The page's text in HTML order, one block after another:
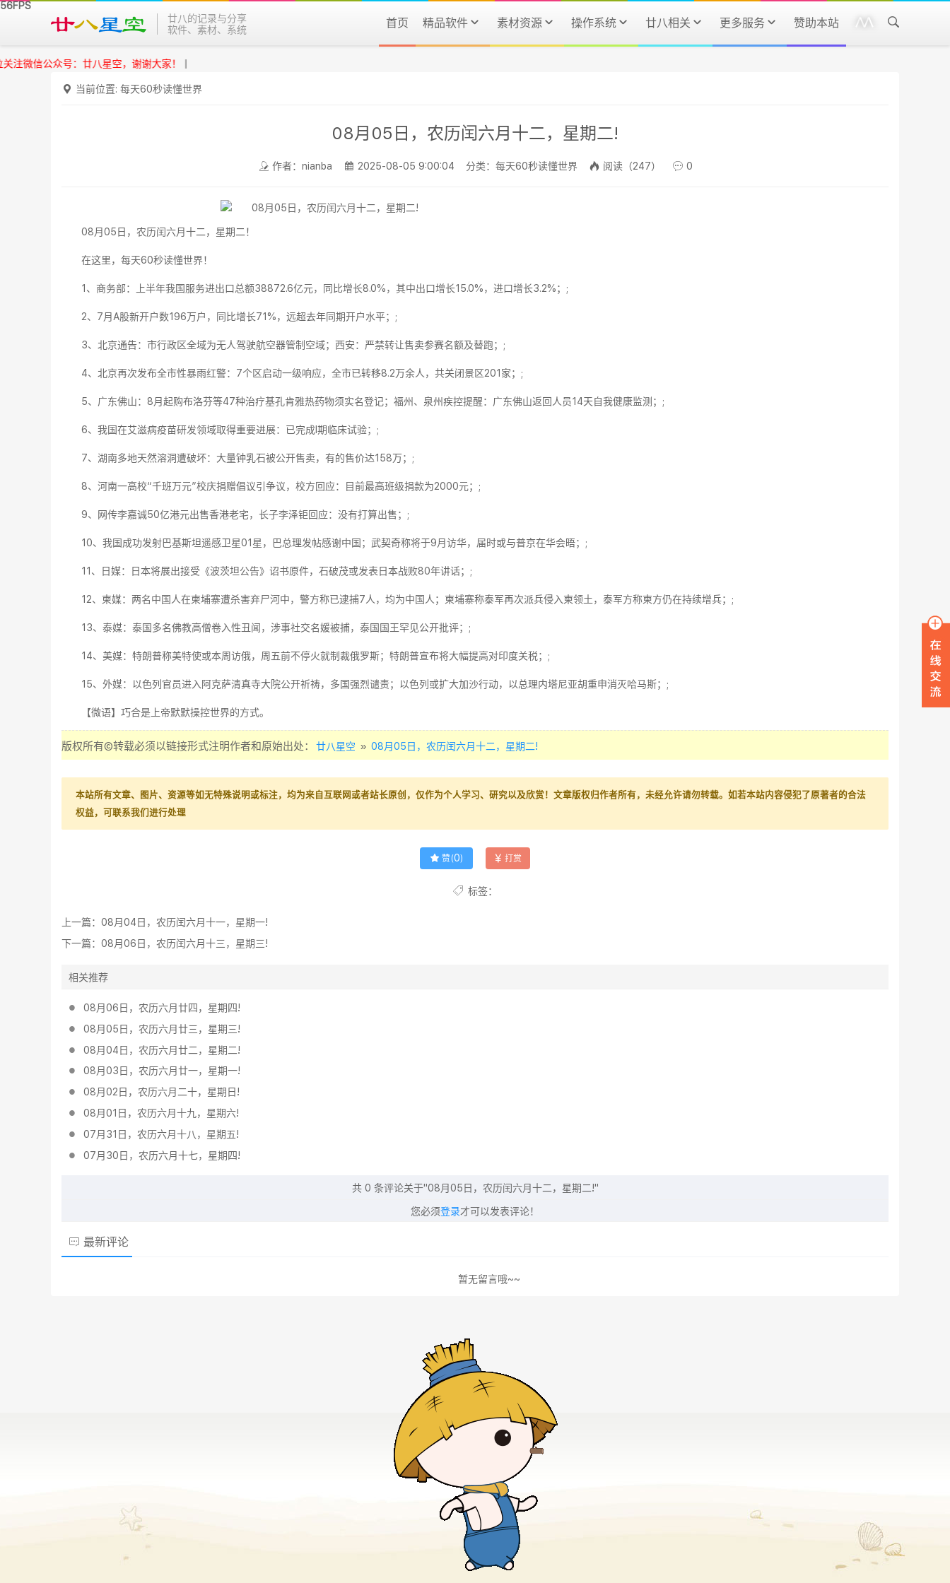
廿八的记录与分享
软件、素材、系统
首页 精品软件 素材资源 操作系统 廿八相关 更多服务 赞助本站
信公众号：廿八星空，谢谢大家！|
当前位置: 每天60秒读懂世界
08月05日，农历闰六月十二，星期二!
作者：nianba 2025-08-05 9:00:04 分类：每天60秒读懂世界 阅读（247） 0
08月05日，农历闰六月十二，星期二！
在这里，每天60秒读懂世界！
1、商务部：上半年我国服务进出口总额38872.6亿元，同比增长8.0%，其中出口增长15.0%，进口增长3.2%；;
2、7月A股新开户数196万户，同比增长71%，远超去年同期开户水平；;
3、北京通告：市行政区全域为无人驾驶航空器管制空域；西安：严禁转让售卖参赛名额及替跑；;
4、北京再次发布全市性暴雨红警：7个区启动一级响应，全市已转移8.2万余人，共关闭景区201家；;
5、广东佛山：8月起购布洛芬等47种治疗基孔肯雅热药物须实名登记；福州、泉州疾控提醒：广东佛山返回人员14天自我健康监测；;
6、我国在艾滋病疫苗研发领域取得重要进展：已完成I期临床试验；;
7、湖南多地天然溶洞遭破坏：大量钟乳石被公开售卖，有的售价达158万；;
8、河南一高校“千班万元”校庆捐赠倡议引争议，校方回应：目前最高班级捐款为2000元；;
9、网传李嘉诚50亿港元出售香港老宅，长子李泽钜回应：没有打算出售；;
10、我国成功发射巴基斯坦遥感卫星01星，巴总理发帖感谢中国；武契奇称将于9月访华，届时或与普京在华会晤​​；;
11、日媒：日本将展出接受《波茨坦公告》诏书原件，石破茂或发表日本战败80年讲话；;
12、柬媒：两名中国人在柬埔寨遭杀害弃尸河中，警方称已逮捕7人，均为中国人；柬埔寨称泰军再次派兵侵入柬领土，泰军方称柬方仍在持续增兵；;
13、泰媒：泰国多名佛教高僧卷入性丑闻，​​涉事社交名媛被捕，泰国国王罕见公开批评；;
14、美媒：特朗普称美特使或本周访俄，周五前不停火就制裁俄罗斯；特朗普宣布将大幅提高对印度关税；;
15、外媒：以色列官员进入阿克萨清真寺大院公开祈祷，多国强烈谴责；以色列或扩大加沙行动，以总理内塔尼亚胡重申消灭哈马斯；;
【微语】巧合是上帝默默操控世界的方式。
版权所有©转载必须以链接形式注明作者和原始出处： 廿八星空 » 08月05日，农历闰六月十二，星期二!
本站所有文章、图片、资源等如无特殊说明或标注，均为来自互联网或者站长原创，仅作为个人学习、研究以及欣赏！文章版权归作者所有，未经允许请勿转载。如若本站内容侵犯了原著者的合法
权益，可联系我们进行处理
赞(0) 打赏
标签：
上一篇： 08月04日，农历闰六月十一，星期一!
下一篇： 08月06日，农历闰六月十三，星期三!
相关推荐
08月06日，农历六月廿四，星期四!
08月05日，农历六月廿三，星期三!
08月04日，农历六月廿二，星期二!
08月03日，农历六月廿一，星期一!
08月02日，农历六月二十，星期日!
08月01日，农历六月十九，星期六!
07月31日，农历六月十八，星期五!
07月30日，农历六月十七，星期四!
共 0 条评论关于"08月05日，农历闰六月十二，星期二!"
您必须登录才可以发表评论！
最新评论
暂无留言哦~~